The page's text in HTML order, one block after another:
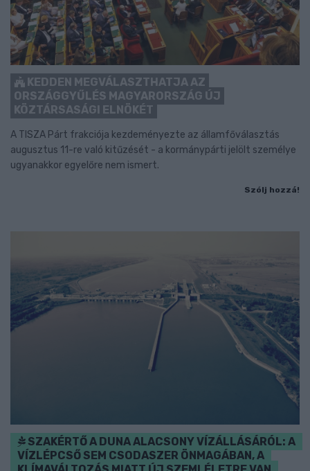
KEDDEN MEGVÁLASZTHATJA AZ
ORSZÁGGYŰLÉS MAGYARORSZÁG ÚJ
KÖZTÁRSASÁGI ELNÖKÉT
A TISZA Párt frakciója kezdeményezte az államfőválasztás
augusztus 11-re való kitűzését - a kormánypárti jelölt személye
ugyanakkor egyelőre nem ismert.
Szólj hozzá!
SZAKÉRTŐ A DUNA ALACSONY VÍZÁLLÁSÁRÓL: A
VÍZLÉPCSŐ SEM CSODASZER ÖNMAGÁBAN, A